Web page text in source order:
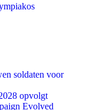
soldaten voor
opvolgt
Evolved